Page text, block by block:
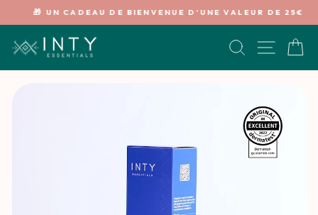
Diaporama
🎁 UN CADEAU DE BIENVENUE D'UNE VALEUR DE 25€